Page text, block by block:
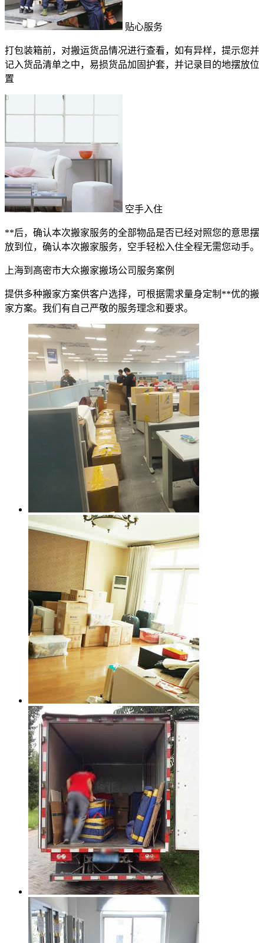
贴心服务
打包装箱前，对搬运货品情况进行查看，如有异样，提示您并
记入货品清单之中，易损货品加固护套，并记录目的地摆放位
置
空手入住
**后，确认本次搬家服务的全部物品是否已经对照您的意思摆
放到位，确认本次搬家服务，空手轻松入住全程无需您动手。
上海到高密市大众搬家搬场公司服务案例
提供多种搬家方案供客户选择，可根据需求量身定制**优的搬
家方案。我们有自己严敬的服务理念和要求。